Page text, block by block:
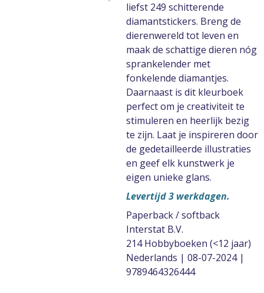
liefst 249 schitterende
diamantstickers. Breng de
dierenwereld tot leven en
maak de schattige dieren nóg
sprankelender met
fonkelende diamantjes.
Daarnaast is dit kleurboek
perfect om je creativiteit te
stimuleren en heerlijk bezig
te zijn. Laat je inspireren door
de gedetailleerde illustraties
en geef elk kunstwerk je
eigen unieke glans.
Levertijd 3 werkdagen.
Paperback / softback
Interstat B.V.
214 Hobbyboeken (<12 jaar)
Nederlands | 08-07-2024 |
9789464326444